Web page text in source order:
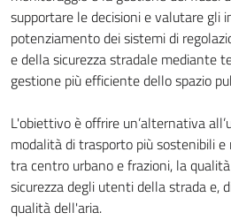
supportare le decisioni e valutare gli
potenziamento dei sistemi di
e della sicurezza stradale mediante
gestione più efficiente dello spazio
L'obiettivo è offrire un’alternativa
modalità di trasporto più sostenibili
tra centro urbano e frazioni, la
sicurezza degli utenti della strada e,
qualità dell'aria.